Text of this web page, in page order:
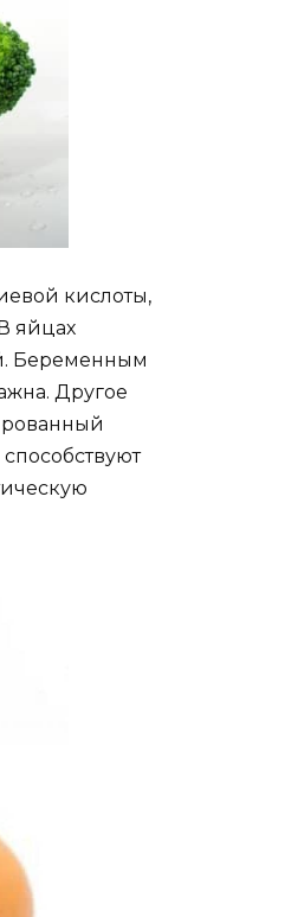
кислоты,
яйцах
Беременным
Другое